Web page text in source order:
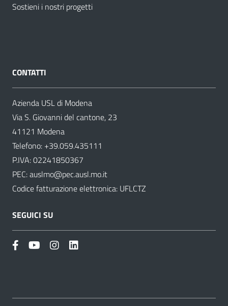
Sostieni i nostri progetti
CONTATTI
Azienda USL di Modena
Via S. Giovanni del cantone, 23
41121 Modena
Telefono: +39.059.435111
P.IVA: 02241850367
PEC:auslmo@pec.ausl.mo.it
Codice fatturazione elettronica: UFLCTZ
SEGUICI SU